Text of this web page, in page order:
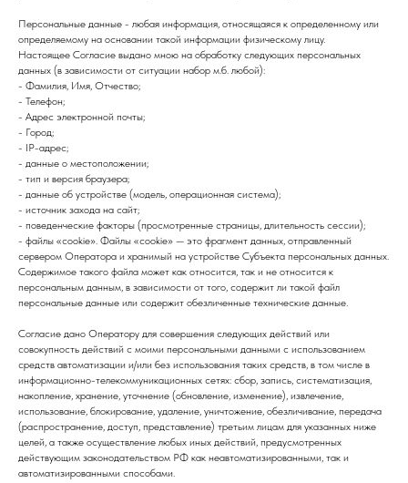
Персональные данные - любая информация, относящаяся к определенному или
определяемому на основании такой информации физическому лицу.
Настоящее Согласие выдано мною на обработку следующих персональных
данных (в зависимости от ситуации набор м.б. любой):
- Фамилия, Имя, Отчество;
- Телефон;
- Адрес электронной почты;
- Город;
- IP-адрес;
- данные о местоположении;
- тип и версия браузера;
- данные об устройстве (модель, операционная система);
- источник захода на сайт;
- поведенческие факторы (просмотренные страницы, длительность сессии);
- файлы «cookie». Файлы «cookie» — это фрагмент данных, отправленный
сервером Оператора и хранимый на устройстве Субъекта персональных данных.
Содержимое такого файла может как относится, так и не относится к
персональным данным, в зависимости от того, содержит ли такой файл
персональные данные или содержит обезличенные технические данные.
Согласие дано Оператору для совершения следующих действий или
совокупность действий с моими персональными данными с использованием
средств автоматизации и/или без использования таких средств, в том числе в
информационно-телекоммуникационных сетях: сбор, запись, систематизация,
накопление, хранение, уточнение (обновление, изменение), извлечение,
использование, блокирование, удаление, уничтожение, обезличивание, передача
(распространение, доступ, представление) третьим лицам для указанных ниже
целей, а также осуществление любых иных действий, предусмотренных
действующим законодательством РФ как неавтоматизированными, так и
автоматизированными способами.